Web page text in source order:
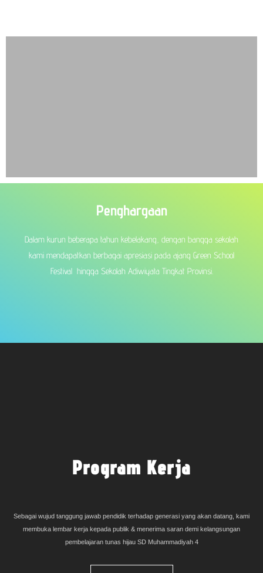
Penghargaan
Dalam kurun beberapa tahun kebelakang, dengan bangga sekolah
kami mendapatkan berbagai apresiasi pada ajang Green School
Festival hingga Sekolah Adiwiyata Tingkat Provinsi.
Program Kerja
Sebagai wujud tanggung jawab pendidik terhadap generasi yang akan datang, kami
membuka lembar kerja kepada publik & menerima saran demi kelangsungan
pembelajaran tunas hijau SD Muhammadiyah 4